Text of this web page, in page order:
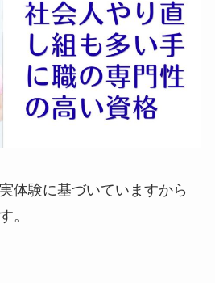
体験に基づいていますから
。